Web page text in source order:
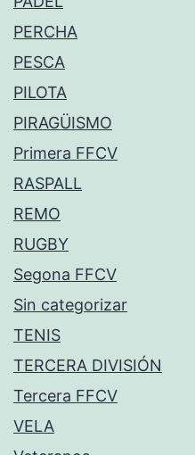
PERCHA
PESCA
PILOTA
PIRAGÜISMO
Primera FFCV
RASPALL
REMO
RUGBY
Segona FFCV
Sin categorizar
TENIS
TERCERA DIVISIÓN
Tercera FFCV
VELA